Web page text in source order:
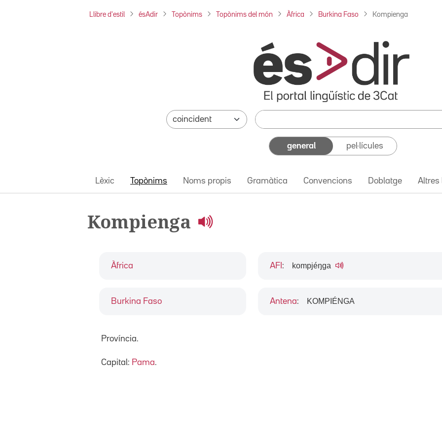
Llibre d'estil ésAdir Topònims Topònims del món Àfrica Burkina Faso Kompienga
general pel·lícules
Lèxic Topònims Noms propis Gramàtica Convencions Doblatge Altres
Kompienga
Àfrica
Burkina Faso
AFI : kompjéŋga
Antena: KOMPIÉNGA
Província.
Capital: Pama.